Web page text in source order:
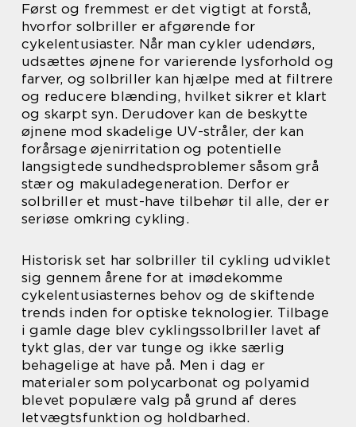
Først og fremmest er det vigtigt at forstå,
hvorfor solbriller er afgørende for
cykelentusiaster. Når man cykler udendørs,
udsættes øjnene for varierende lysforhold og
farver, og solbriller kan hjælpe med at filtrere
og reducere blænding, hvilket sikrer et klart
og skarpt syn. Derudover kan de beskytte
øjnene mod skadelige UV-stråler, der kan
forårsage øjenirritation og potentielle
langsigtede sundhedsproblemer såsom grå
stær og makuladegeneration. Derfor er
solbriller et must-have tilbehør til alle, der er
seriøse omkring cykling.
Historisk set har solbriller til cykling udviklet
sig gennem årene for at imødekomme
cykelentusiasternes behov og de skiftende
trends inden for optiske teknologier. Tilbage
i gamle dage blev cyklingssolbriller lavet af
tykt glas, der var tunge og ikke særlig
behagelige at have på. Men i dag er
materialer som polycarbonat og polyamid
blevet populære valg på grund af deres
letvægtsfunktion og holdbarhed.